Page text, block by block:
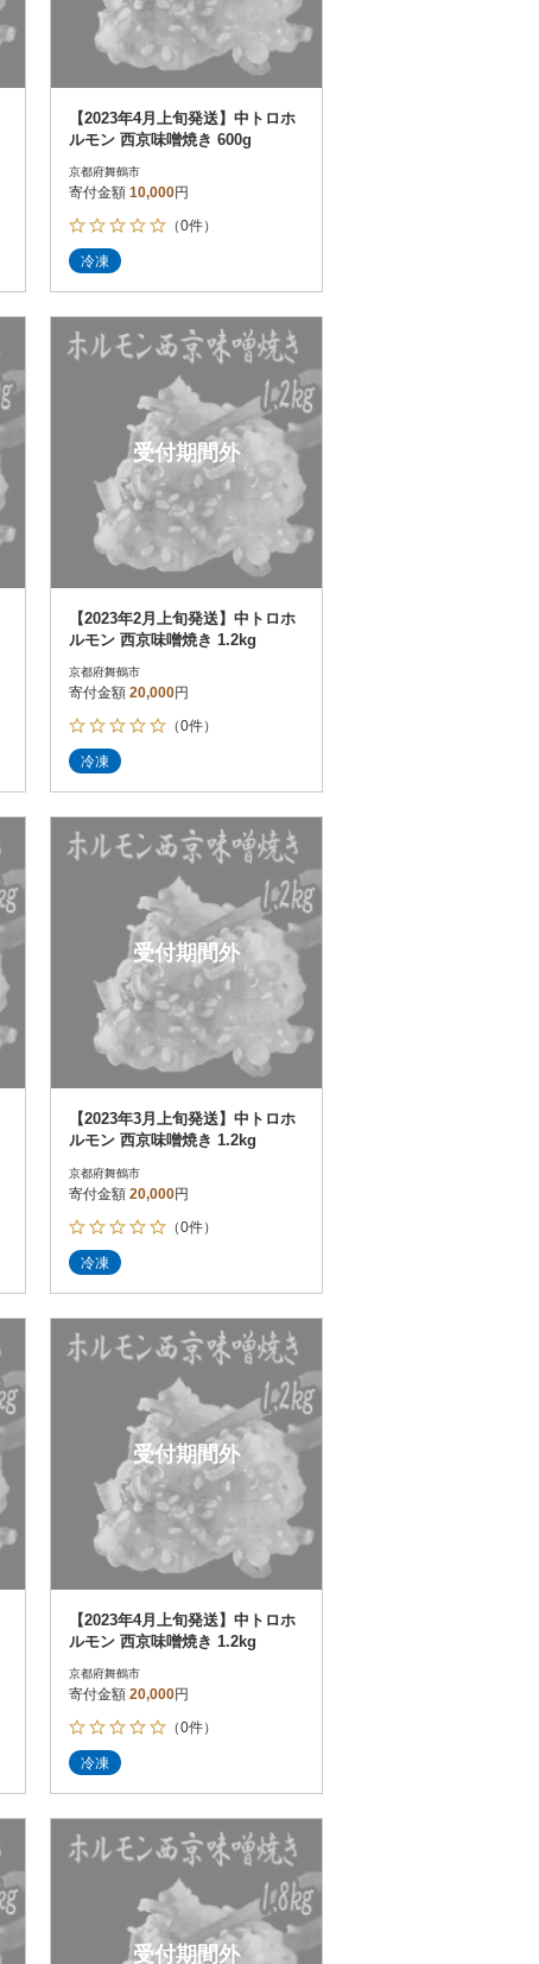
【2023年4月上旬発送】中トロホ
ルモン 西京味噌焼き 600g
京都府舞鶴市
寄付金額 10,000円
（0件）
冷凍
受付期間外
【2023年2月上旬発送】中トロホ
ルモン 西京味噌焼き 1.2kg
京都府舞鶴市
寄付金額 20,000円
（0件）
冷凍
受付期間外
【2023年3月上旬発送】中トロホ
ルモン 西京味噌焼き 1.2kg
京都府舞鶴市
寄付金額 20,000円
（0件）
冷凍
受付期間外
【2023年4月上旬発送】中トロホ
ルモン 西京味噌焼き 1.2kg
京都府舞鶴市
寄付金額 20,000円
（0件）
冷凍
受付期間外